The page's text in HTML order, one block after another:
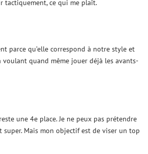
tactiquement, ce qui me plaît.
parce qu’elle correspond à notre style et
voulant quand même jouer déjà les avants-
une 4e place. Je ne peux pas prétendre
super. Mais mon objectif est de viser un top